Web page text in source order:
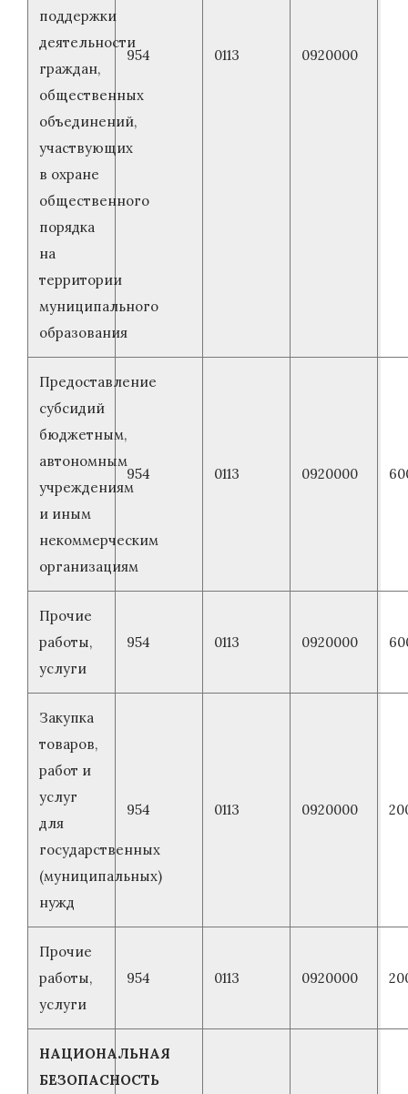
поддержки
деятельности
граждан,
общественных
объединений,
участвующих
в охране
общественного
порядка
на
территории
муниципального
образования
954 0113 0920000
Предоставление
субсидий
бюджетным,
автономным
учреждениям
и иным
некоммерческим
организациям
954 0113 0920000
Прочие
работы,
услуги
954 0113 0920000
Закупка
товаров,
работ и
услуг
для
государственных
(муниципальных)
нужд
954 0113 0920000
Прочие
работы,
услуги
954 0113 0920000
НАЦИОНАЛЬНАЯ
БЕЗОПАСНОСТЬ